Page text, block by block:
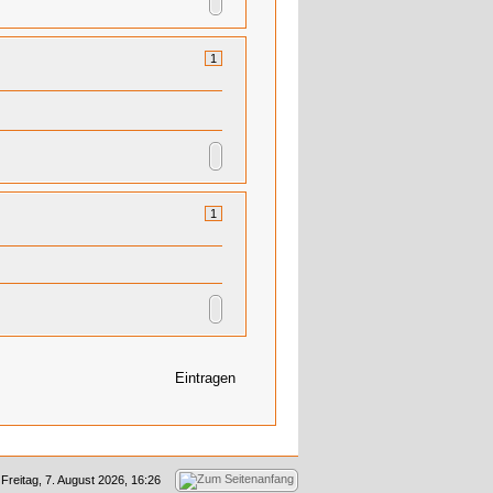
1
1
Eintragen
Freitag, 7. August 2026, 16:26